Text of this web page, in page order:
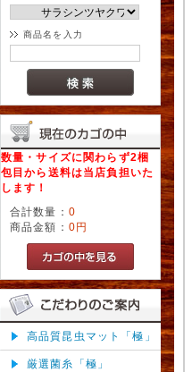
商品名を入力
数量・サイズに関わらず2梱
包目から送料は当店負担いた
します！
合計数量： 0
商品金額： 0円
高品質昆虫マット「極」
厳選菌糸「極」